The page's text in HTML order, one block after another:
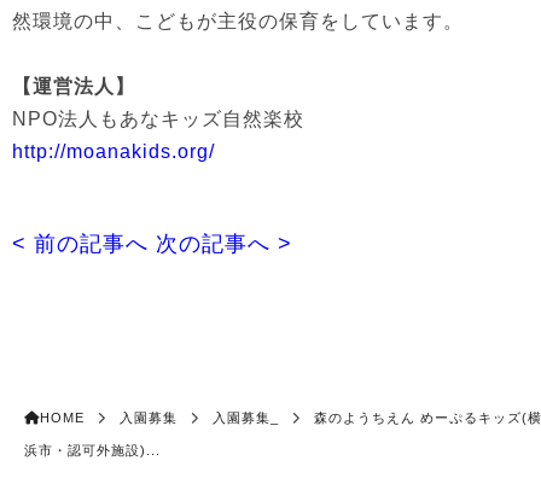
然環境の中、こどもが主役の保育をしています。
【運営法人】
NPO法人もあなキッズ自然楽校
http://moanakids.org/
< 前の記事へ 次の記事へ >
HOME 入園募集 入園募集_ 森のようちえん めーぷるキッズ(横
浜市・認可外施設)...